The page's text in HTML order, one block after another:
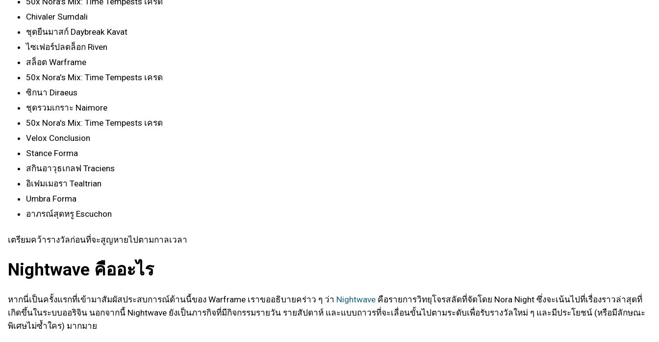
Chivaler Sumdali
ชุดยีนมาสก์ Daybreak Kavat
ไซเฟอร์ปลดล็อก Riven
สล็อต Warframe
50x Nora's Mix: Time Tempests เครด
ซิกนา Diraeus
ชุดรวมเกราะ Naimore
50x Nora's Mix: Time Tempests เครด
Velox Conclusion
Stance Forma
สกินอาวุธเกลฟ Traciens
อิเฟมเมอรา Tealtrian
Umbra Forma
อาภรณ์สุดหรู Escuchon
เตรียมคว้ารางวัลก่อนที่จะสูญหายไปตามกาลเวลา
Nightwave คืออะไร
หากนี่เป็นครั้งแรกที่เข้ามาสัมผัสประสบการณ์ด้านนี้ของ Warframe เราขออธิบายคร่าว ๆ ว่า Nightwave คือรายการวิทยุโจรสลัดที่จัดโดย Nora Night ซึ่งจะเน้นไปที่เรื่องราวล่าสุดที่
เกิดขึ้นในระบบออริจิน นอกจากนี้ Nightwave ยังเป็นภารกิจที่มีกิจกรรมรายวัน รายสัปดาห์ และแบบถาวรที่จะเลื่อนขั้นไปตามระดับเพื่อรับรางวัลใหม่ ๆ และมีประโยชน์ (หรือมีลักษณะ
พิเศษไม่ซ้ำใคร) มากมาย